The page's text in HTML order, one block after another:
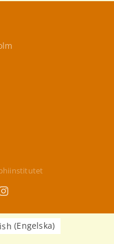
Instagram
(Engelska)